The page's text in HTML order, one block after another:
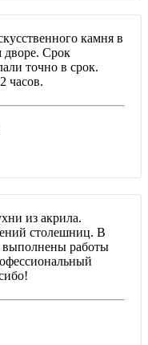
камня в
Срок
точно в срок.
часов.
из акрила.
столешниц. В
выполнены работы